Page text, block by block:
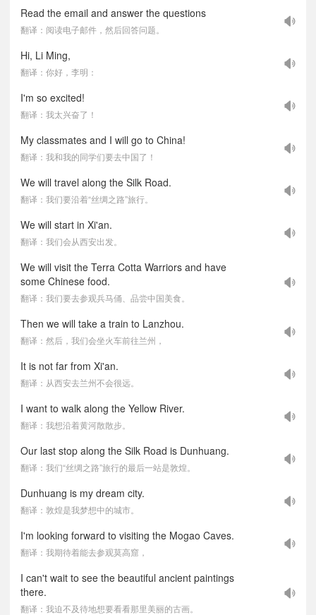
Read the email and answer the questions
翻译：阅读电子邮件，然后回答问题。
Hi, Li Ming,
翻译：你好，李明：
I'm so excited!
翻译：我太兴奋了！
My classmates and I will go to China!
翻译：我和我的同学们要去中国了！
We will travel along the Silk Road.
翻译：我们要沿着“丝绸之路”旅行。
We will start in Xi'an.
翻译：我们会从西安出发。
We will visit the Terra Cotta Warriors and have
some Chinese food.
翻译：我们要去参观兵马俑、品尝中国美食。
Then we will take a train to Lanzhou.
翻译：然后，我们会坐火车前往兰州，
It is not far from Xi'an.
翻译：从西安去兰州不会很远。
I want to walk along the Yellow River.
翻译：我想沿着黄河散散步。
Our last stop along the Silk Road is Dunhuang.
翻译：我们“丝绸之路”旅行的最后一站是敦煌。
Dunhuang is my dream city.
翻译：敦煌是我梦想中的城市。
I'm looking forward to visiting the Mogao Caves.
翻译：我期待着能去参观莫高窟，
I can't wait to see the beautiful ancient paintings
there.
翻译：我迫不及待地想要看看那里美丽的古画。